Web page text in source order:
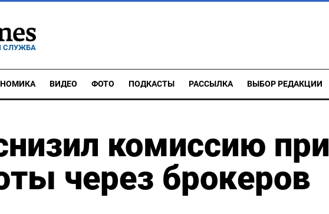
СЛУЖБА
ВИДЕО ФОТО ПОДКАСТЫ РАССЫЛКА ВЫБОР РЕДАКЦИИ
комиссию при
через брокеров